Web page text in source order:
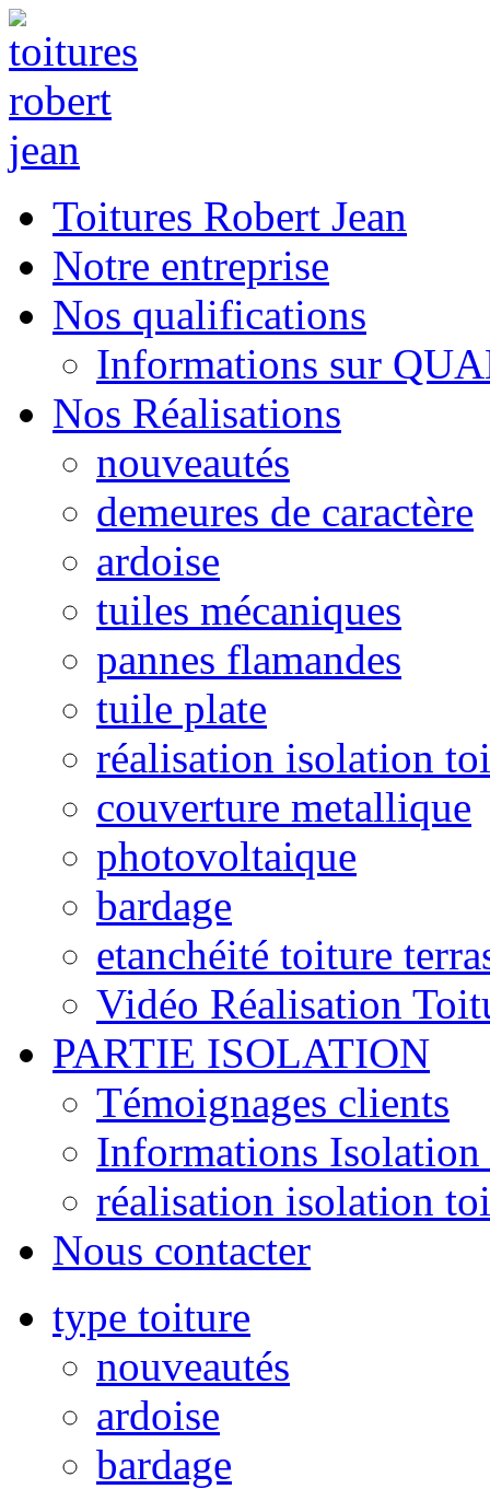
Toitures Robert Jean
Notre entreprise
Nos qualifications
Informations sur
Nos Réalisations
nouveautés
demeures de caractère
ardoise
tuiles mécaniques
pannes flamandes
tuile plate
réalisation isolation
couverture metallique
photovoltaique
bardage
etanchéité toiture
Vidéo Réalisation
PARTIE ISOLATION
Témoignages clients
Informations
réalisation isolation
Nous contacter
type toiture
nouveautés
ardoise
bardage